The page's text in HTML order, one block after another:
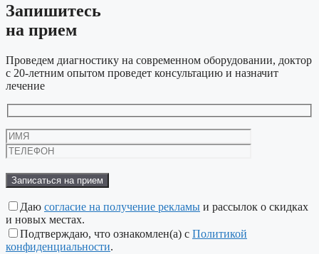
Запишитесь
на прием
Проведем диагностику на современном оборудовании, доктор
с 20-летним опытом проведет консультацию и назначит
лечение
это
поле
пустым.
Даю согласие на получение рекламы и рассылок о скидках
и новых местах.
Подтверждаю, что ознакомлен(а) с Политикой
конфиденциальности.